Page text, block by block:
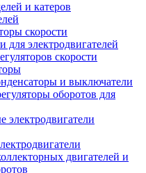
и катеров
скорости
для электродвигателей
скорости
и выключатели
оборотов для
электродвигатели
двигателей и